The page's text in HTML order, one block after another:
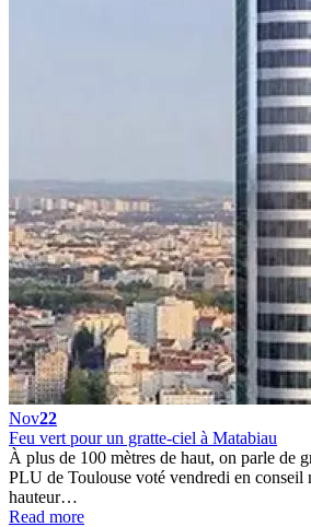
Nov22
Feu vert pour un gratte-ciel à Matabiau
À plus de 100 mètres de haut, on parle de
PLU de Toulouse voté vendredi en conseil
hauteur…
Read more